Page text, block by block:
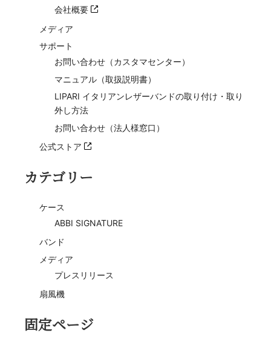
会社概要
メディア
サポート
お問い合わせ（カスタマセンター）
マニュアル（取扱説明書）
LIPARI イタリアンレザーバンドの取り付け・取り
外し方法
お問い合わせ（法人様窓口）
公式ストア
カテゴリー
ケース
ABBI SIGNATURE
バンド
メディア
プレスリリース
扇風機
固定ページ